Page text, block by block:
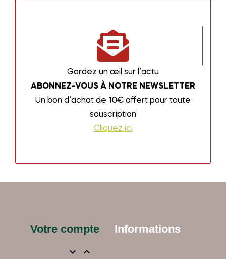
Gardez un œil sur l’actu
ABONNEZ-VOUS À NOTRE NEWSLETTER
Un bon d’achat de 10€ offert pour toute
souscription
Cliquez ici
Votre compte
 
Informations